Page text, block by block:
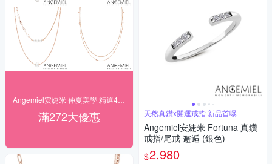
滿272大優惠 天然真鑽x開運戒指 新品首曝
Angemiel安婕米 Fortuna 真鑽
戒指/尾戒 邂逅 (銀色)
$2,980